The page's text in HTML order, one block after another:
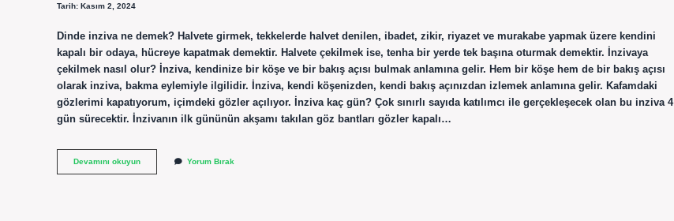
Tarih: Kasım 2, 2024
Dinde inziva ne demek? Halvete girmek, tekkelerde halvet denilen, ibadet, zikir, riyazet ve murakabe yapmak üzere kendini
kapalı bir odaya, hücreye kapatmak demektir. Halvete çekilmek ise, tenha bir yerde tek başına oturmak demektir. İnzivaya
çekilmek nasıl olur? İnziva, kendinize bir köşe ve bir bakış açısı bulmak anlamına gelir. Hem bir köşe hem de bir bakış açısı
olarak inziva, bakma eylemiyle ilgilidir. İnziva, kendi köşenizden, kendi bakış açınızdan izlemek anlamına gelir. Kafamdaki
gözlerimi kapatıyorum, içimdeki gözler açılıyor. İnziva kaç gün? Çok sınırlı sayıda katılımcı ile gerçekleşecek olan bu inziva 4
gün sürecektir. İnzivanın ilk gününün akşamı takılan göz bantları gözler kapalı…
Devamını okuyunİNziva
Nedir
Yorum Bırak